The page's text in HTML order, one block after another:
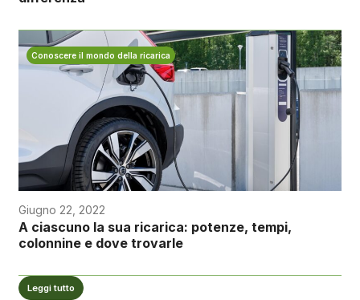
Conoscere il mondo della ricarica
Giugno 22, 2022
A ciascuno la sua ricarica: potenze, tempi,
colonnine e dove trovarle
Leggi tutto